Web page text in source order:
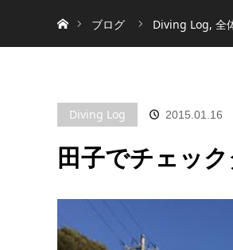
ブログ
Diving Log, 全
Diving Log 2015.01.16
田子でチェッ